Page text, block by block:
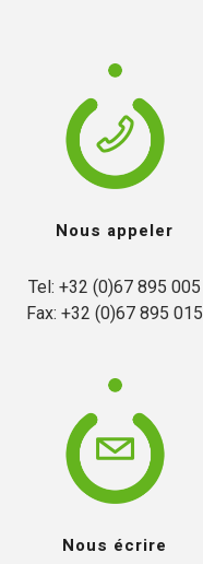
Nous appeler
Tel: +32 (0)67 895 005
Fax: +32 (0)67 895 015
Nous écrire